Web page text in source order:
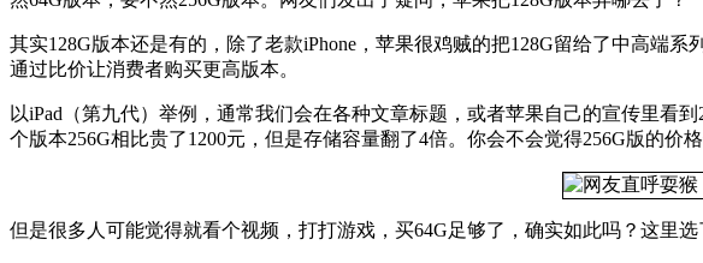
其实128G版本还是有的，除了老款iPhone，苹果很鸡贼的把128G留给了中高端
通过比价让消费者购买更高版本。
以iPad（第九代）举例，通常我们会在各种文章标题，或者苹果自己的宣传里看
个版本256G相比贵了1200元，但是存储容量翻了4倍。你会不会觉得256G版的价
但是很多人可能觉得就看个视频，打打游戏，买64G足够了，确实如此吗？这里